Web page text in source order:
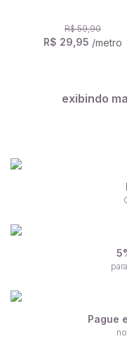
R$ 59,90
R$ 29,95 /metro
exibindo
Pague